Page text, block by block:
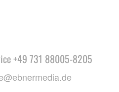
+49 731 88005-8205